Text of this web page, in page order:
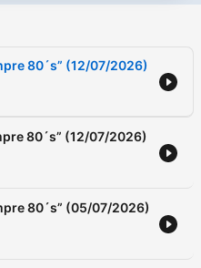
80´s” (12/07/2026)
80´s” (12/07/2026)
80´s” (05/07/2026)